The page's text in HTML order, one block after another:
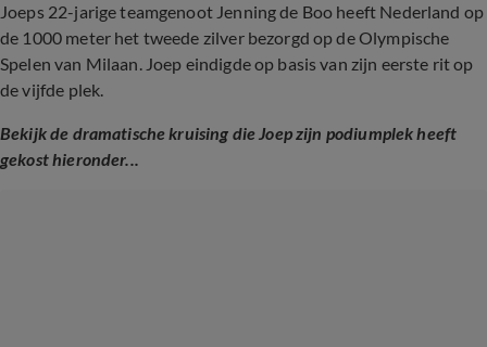
Joeps 22-jarige teamgenoot Jenning de Boo heeft Nederland op
de 1000 meter het tweede zilver bezorgd op de Olympische
Spelen van Milaan. Joep eindigde op basis van zijn eerste rit op
de vijfde plek.
Bekijk de dramatische kruising die Joep zijn podiumplek heeft
gekost hieronder...